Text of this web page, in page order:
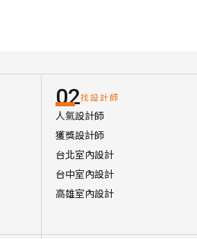
02找設計師
人氣設計師
獲獎設計師
台北室內設計
台中室內設計
高雄室內設計